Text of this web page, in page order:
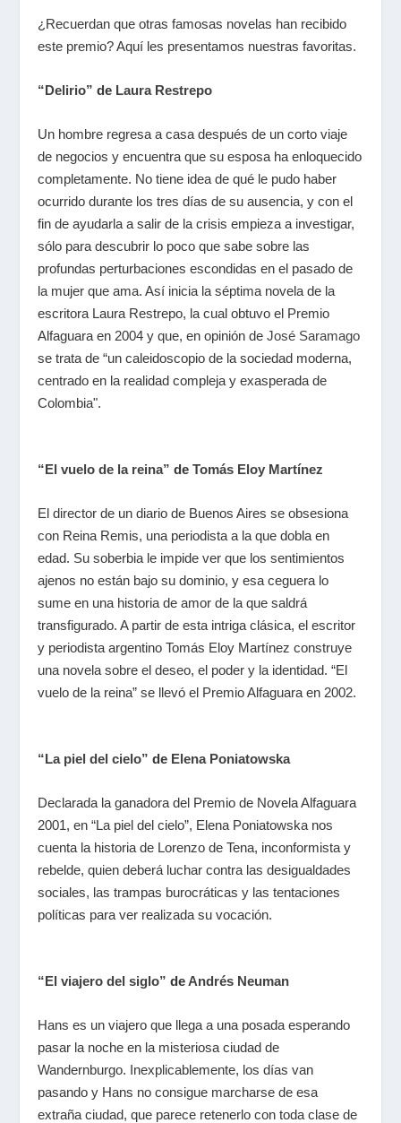
¿Recuerdan que otras famosas novelas han recibido
este premio? Aquí les presentamos nuestras favoritas.
“Delirio” de Laura Restrepo
Un hombre regresa a casa después de un corto viaje
de negocios y encuentra que su esposa ha enloquecido
completamente. No tiene idea de qué le pudo haber
ocurrido durante los tres días de su ausencia, y con el
fin de ayudarla a salir de la crisis empieza a investigar,
sólo para descubrir lo poco que sabe sobre las
profundas perturbaciones escondidas en el pasado de
la mujer que ama. Así inicia la séptima novela de la
escritora Laura Restrepo, la cual obtuvo el Premio
Alfaguara en 2004 y que, en opinión deJosé Saramago
se trata de “un caleidoscopio de la sociedad moderna,
centrado en la realidad compleja y exasperada de
Colombia".
“El vuelo de la reina” deTomás Eloy Martínez
El director de un diario de Buenos Aires se obsesiona
con Reina Remis, una periodista a la que dobla en
edad. Su soberbia le impide ver que los sentimientos
ajenos no están bajo su dominio, y esa ceguera lo
sume en una historia de amor de la que saldrá
transfigurado. A partir de esta intriga clásica, el escritor
y periodista argentino Tomás Eloy Martínez construye
una novela sobre el deseo, el poder y la identidad. “El
vuelo de la reina” se llevó el Premio Alfaguara en 2002.
“La piel del cielo” de Elena Poniatowska
Declarada la ganadora del Premio de Novela Alfaguara
2001, en “La piel del cielo”, Elena Poniatowska nos
cuenta la historia de Lorenzo de Tena, inconformista y
rebelde, quien deberá luchar contra las desigualdades
sociales, las trampas burocráticas y las tentaciones
políticas para ver realizada su vocación.
“El viajero del siglo”de Andrés Neuman
Hans es un viajero que llega a una posada esperando
pasar la noche en la misteriosa ciudad de
Wandernburgo. Inexplicablemente, los días van
pasando y Hans no consigue marcharse de esa
extraña ciudad, que parece retenerlo con toda clase de